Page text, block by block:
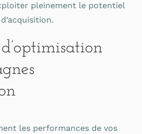
pleinement le potentiel
les performances de vos